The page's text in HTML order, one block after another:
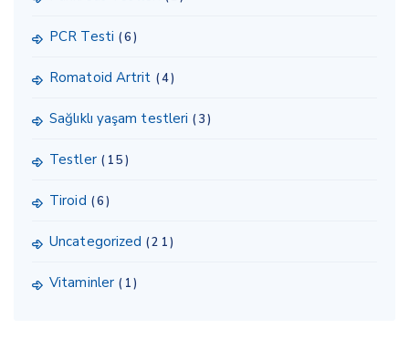
PCR Testi (6)
Romatoid Artrit (4)
Sağlıklı yaşam testleri (3)
Testler (15)
Tiroid (6)
Uncategorized (21)
Vitaminler (1)